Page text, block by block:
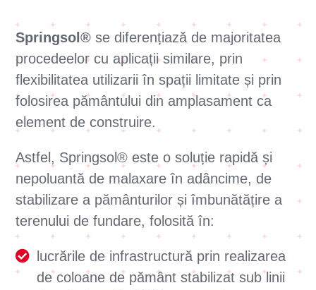
Springsol® se diferențiază de majoritatea
procedeelor cu aplicații similare, prin
flexibilitatea utilizarii în spații limitate și prin
folosirea pământului din amplasament ca
element de construire.
Astfel, Springsol® este o soluție rapidă și
nepoluantă de malaxare în adâncime, de
stabilizare a pământurilor și îmbunătățire a
terenului de fundare, folosită în:
lucrările de infrastructură prin realizarea
de coloane de pământ stabilizat sub linii